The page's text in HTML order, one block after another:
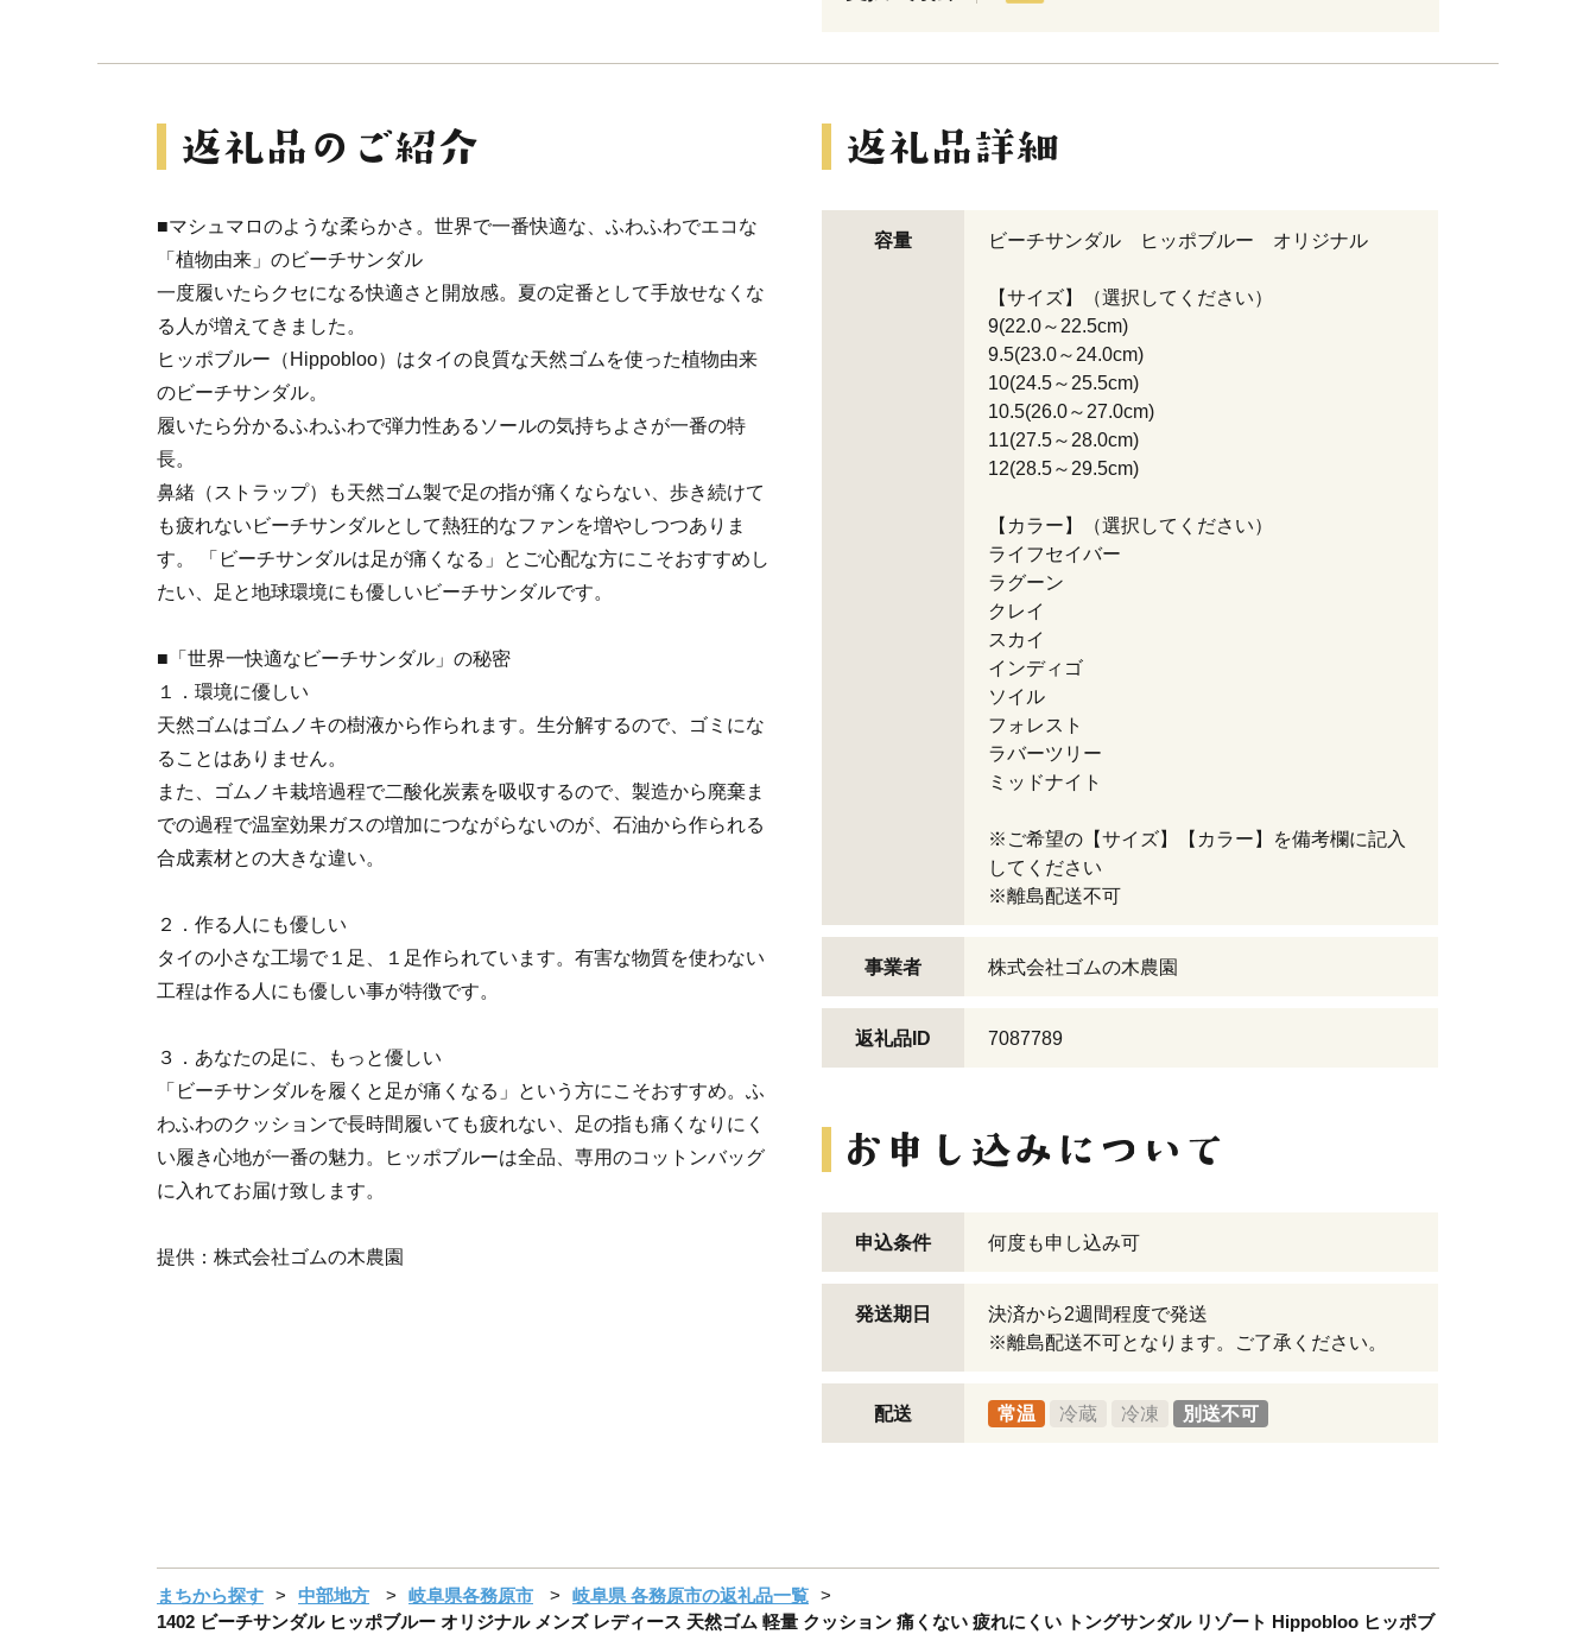
■マシュマロのような柔らかさ。世界で一番快適な、ふわふわでエコな
「植物由来」のビーチサンダル
一度履いたらクセになる快適さと開放感。夏の定番として手放せなくな
る人が増えてきました。
ヒッポブルー（Hippobloo）はタイの良質な天然ゴムを使った植物由来
のビーチサンダル。
履いたら分かるふわふわで弾力性あるソールの気持ちよさが一番の特
長。
鼻緒（ストラップ）も天然ゴム製で足の指が痛くならない、歩き続けて
も疲れないビーチサンダルとして熱狂的なファンを増やしつつありま
す。 「ビーチサンダルは足が痛くなる」とご心配な方にこそおすすめし
たい、足と地球環境にも優しいビーチサンダルです。
■「世界一快適なビーチサンダル」の秘密
１．環境に優しい
天然ゴムはゴムノキの樹液から作られます。生分解するので、ゴミにな
ることはありません。
また、ゴムノキ栽培過程で二酸化炭素を吸収するので、製造から廃棄ま
での過程で温室効果ガスの増加につながらないのが、石油から作られる
合成素材との大きな違い。
２．作る人にも優しい
タイの小さな工場で１足、１足作られています。有害な物質を使わない
工程は作る人にも優しい事が特徴です。
３．あなたの足に、もっと優しい
「ビーチサンダルを履くと足が痛くなる」という方にこそおすすめ。ふ
わふわのクッションで長時間履いても疲れない、足の指も痛くなりにく
い履き心地が一番の魅力。ヒッポブルーは全品、専用のコットンバッグ
に入れてお届け致します。
提供：株式会社ゴムの木農園
容量 ビーチサンダル ヒッポブルー オリジナル
【サイズ】（選択してください）
9(22.0～22.5cm)
9.5(23.0～24.0cm)
10(24.5～25.5cm)
10.5(26.0～27.0cm)
11(27.5～28.0cm)
12(28.5～29.5cm)
【カラー】（選択してください）
ライフセイバー
ラグーン
クレイ
スカイ
インディゴ
ソイル
フォレスト
ラバーツリー
ミッドナイト
※ご希望の【サイズ】【カラー】を備考欄に記入
してください
※離島配送不可
事業者 株式会社ゴムの木農園
返礼品ID 7087789
申込条件 何度も申し込み可
発送期日
決済から2週間程度で発送
※離島配送不可となります。ご了承ください。
配送 常温 冷蔵 冷凍 別送不可
まちから探す 中部地方 岐阜県各務原市
岐阜県 各務原市の返礼品一覧
1402 ビーチサンダル ヒッポブルー オリジナル メンズ レディース 天然ゴム 軽量 クッション 痛くない 疲れにくい トングサンダル リゾート Hippobloo ヒッポブ